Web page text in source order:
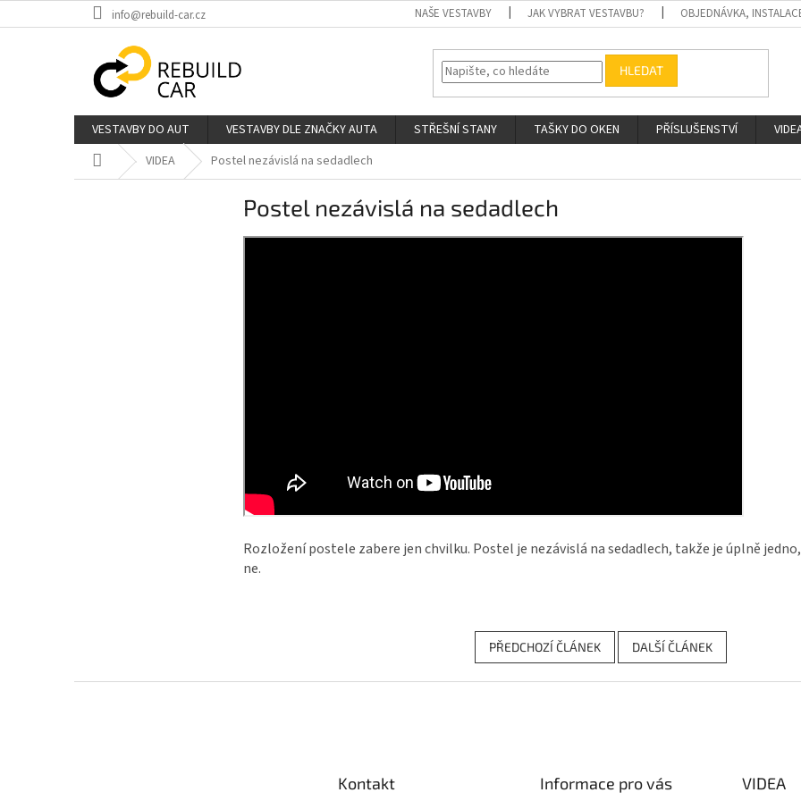
na
info@rebuild-car.cz NAŠE VESTAVBY JAK VYBRAT VESTAVBU? OBJEDNÁVKA,
HLEDAT
VESTAVBY DO AUT VESTAVBY DLE ZNAČKY AUTA STŘEŠNÍ STANY TAŠKY DO OKEN PŘÍSLUŠENSTVÍ
Domů VIDEA Postel nezávislá na sedadlech
Postel nezávislá na sedadlech
Rozložení postele zabere jen chvilku. Postel je nezávislá na sedadlech, takže je úplně
ne.
PŘEDCHOZÍ ČLÁNEK DALŠÍ ČLÁNEK
Kontakt Informace pro vás VIDEA